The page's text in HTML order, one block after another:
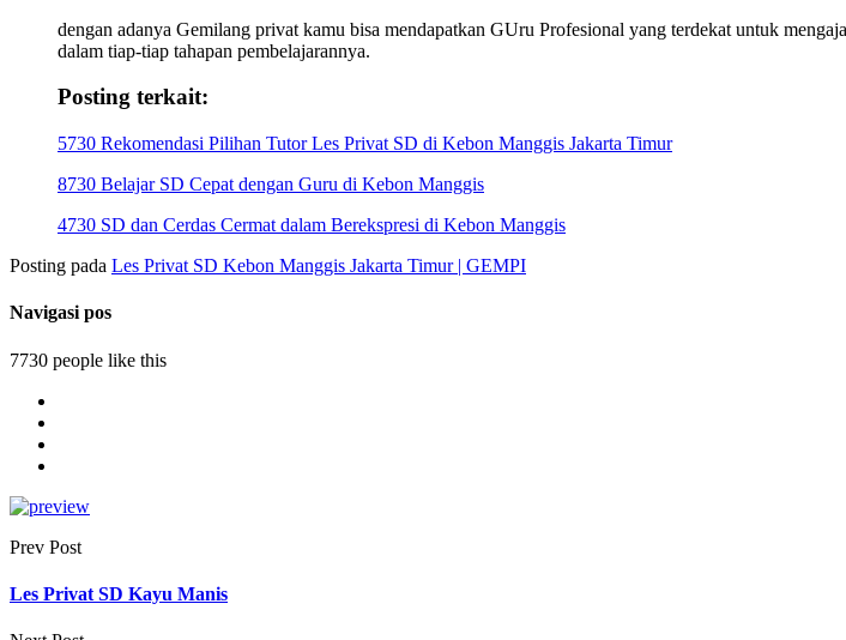
dengan adanya Gemilang privat kamu bisa mendapatkan GUru Profesional yang terdekat untuk
dalam tiap-tiap tahapan pembelajarannya.
Posting terkait:
5730 Rekomendasi Pilihan Tutor Les Privat SD di Kebon Manggis Jakarta Timur
8730 Belajar SD Cepat dengan Guru di Kebon Manggis
4730 SD dan Cerdas Cermat dalam Berekspresi di Kebon Manggis
Posting pada Les Privat SD Kebon Manggis Jakarta Timur | GEMPI
Navigasi pos
7730 people like this
Prev Post
Les Privat SD Kayu Manis